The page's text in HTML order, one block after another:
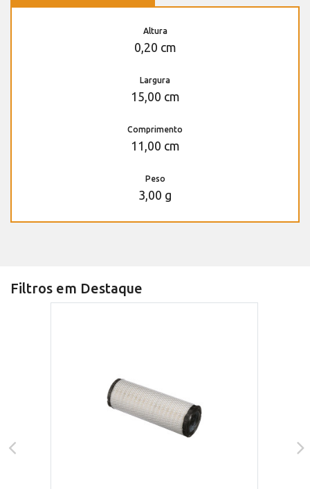
Altura
0,20 cm
Largura
15,00 cm
Comprimento
11,00 cm
Peso
3,00 g
Filtros em Destaque